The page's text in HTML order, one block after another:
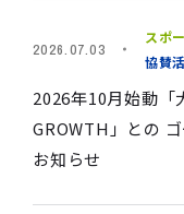
2026.07.03
スポ
協賛
2026年10月始動「
GROWTH」との
お知らせ